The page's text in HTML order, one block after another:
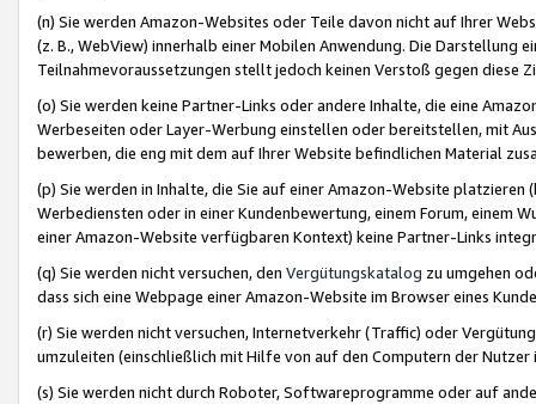
(n) Sie werden Amazon-Websites oder Teile davon nicht auf Ihrer
(z. B., WebView) innerhalb einer Mobilen Anwendung. Die Darstellung
Teilnahmevoraussetzungen stellt jedoch keinen Verstoß gegen diese
(o) Sie werden keine Partner-Links oder andere Inhalte, die eine
Werbeseiten oder Layer-Werbung einstellen oder bereitstellen, mit
bewerben, die eng mit dem auf Ihrer Website befindlichen Material
(p) Sie werden in Inhalte, die Sie auf einer Amazon-Website
Werbediensten oder in einer Kundenbewertung, einem Forum, einem
einer Amazon-Website verfügbaren Kontext) keine Partner-Links
(q) Sie werden nicht versuchen, den Vergütungskatalog zu umgehen
dass sich eine Webpage einer Amazon-Website im Browser eines
(r) Sie werden nicht versuchen, Internetverkehr (Traffic) oder
umzuleiten (einschließlich mit Hilfe von auf den Computern der
(s) Sie werden nicht durch Roboter, Softwareprogramme oder auf